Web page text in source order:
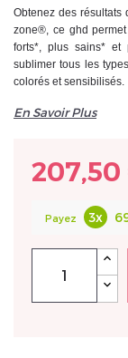
Obtenez des résultats
zone®, ce ghd
forts*, plus sains* et
sublimer tous les
colorés et sensibilisés.
En Savoir Plus
Payez 3x